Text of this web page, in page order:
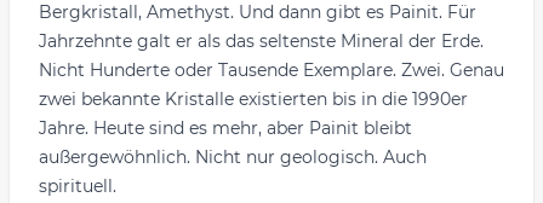
Bergkristall, Amethyst. Und dann gibt es Painit. Für
Jahrzehnte galt er als das seltenste Mineral der Erde.
Nicht Hunderte oder Tausende Exemplare. Zwei. Genau
zwei bekannte Kristalle existierten bis in die 1990er
Jahre. Heute sind es mehr, aber Painit bleibt
außergewöhnlich. Nicht nur geologisch. Auch
spirituell.